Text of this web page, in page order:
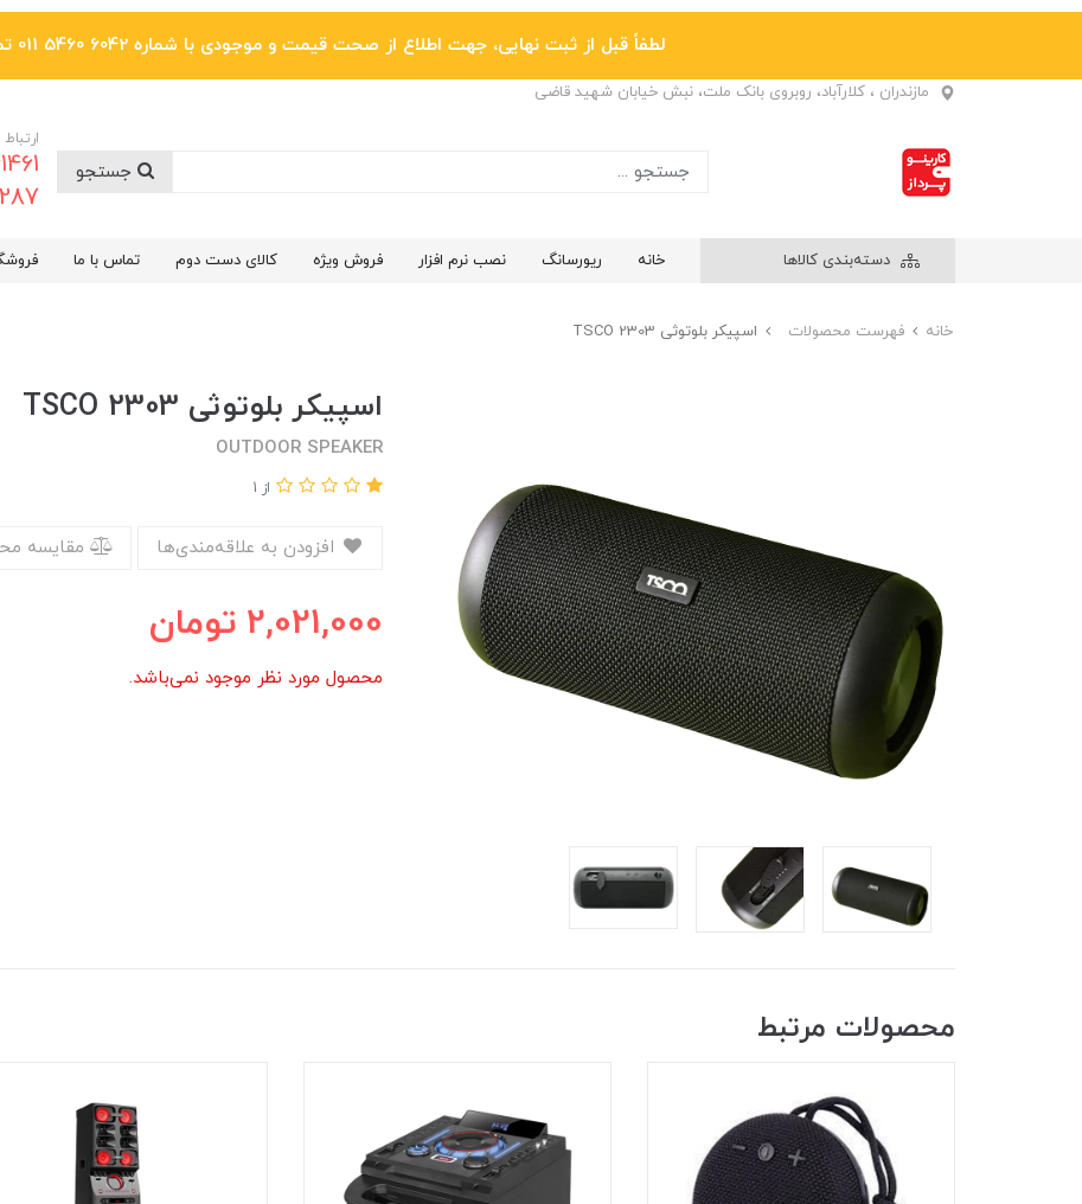
لطفاً قبل از ثبت نهایی، جهت اطلاع از صحت قیمت و موجودی با شماره 6042 5460 011 تماس بگیرید.
مازندران ، کلارآباد، روبروی بانک ملت، نبش خیابان شهید قاضی
ارتباط
دسته‌بندی کالاها خانه ریورسانگ نصب نرم افزار فروش ویژه کالای دست دوم تماس با ما
خانه فهرست محصولات اسپیکر بلوتوثی TSCO 2303
اسپیکر بلوتوثی TSCO 2303
OUTDOOR SPEAKER
از 1
مقایسه
2,021,000 تومان
محصول مورد نظر موجود نمی‌باشد.
محصولات مرتبط